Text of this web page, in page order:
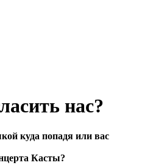
нас?
куда попадя или вас
Касты?